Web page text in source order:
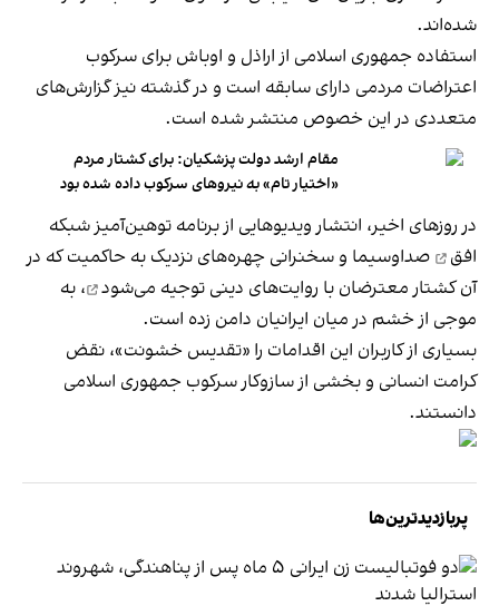
شده‌اند.
استفاده جمهوری اسلامی از اراذل و اوباش برای سرکوب
اعتراضات مردمی دارای سابقه است و در گذشته نیز گزارش‌های
متعددی در این‌ خصوص منتشر شده است.
مقام ارشد دولت پزشکیان: برای کشتار مردم
«اختیار تام» به نیروهای سرکوب داده شده بود
در روزهای اخیر، انتشار ویدیوهایی ازبرنامه توهین‌آمیز شبکه
افق
صداوسیما و سخنرانی‌ چهره‌های نزدیک به حاکمیت که در
آن کشتار معترضان با روایت‌های دینی توجیه می‌شود
، به
موجی از خشم در میان ایرانیان دامن زده است.
بسیاری از کاربران این اقدامات را «تقدیس خشونت»، نقض
کرامت انسانی و بخشی از سازوکار سرکوب جمهوری اسلامی
دانستند.
پربازدیدترین‌ها